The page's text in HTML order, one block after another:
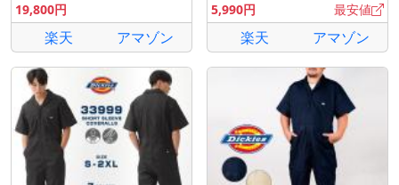
19,800円
楽天 アマゾン
5,990円
最安値
楽天 アマゾン